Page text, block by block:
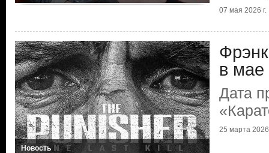
07 мая 2026 г.
Новость
в мае
Дата
25 марта 2026